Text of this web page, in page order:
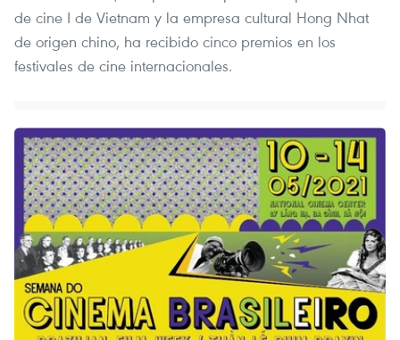
de cine I de Vietnam y la empresa cultural Hong Nhat
de origen chino, ha recibido cinco premios en los
festivales de cine internacionales.